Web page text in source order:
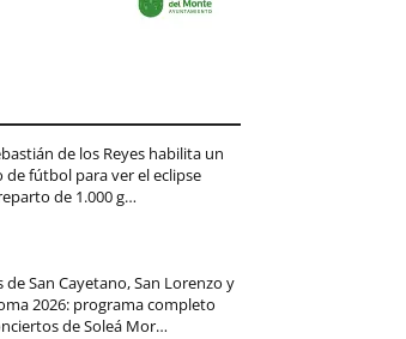
de los Reyes habilita un
de fútbol para ver el eclipse
de 1.000 g…
de San Cayetano, San Lorenzo y
2026: programa completo
de Soleá Mor…